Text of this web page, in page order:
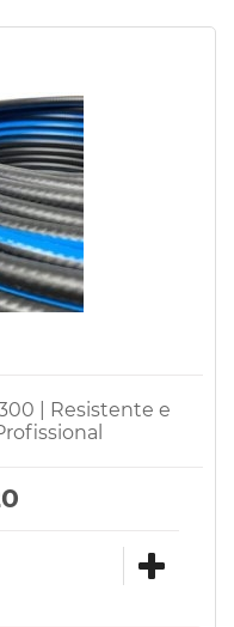
| Resistente e